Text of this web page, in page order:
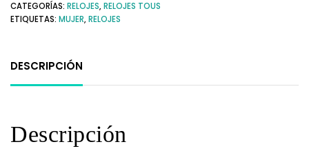
CATEGORÍAS: RELOJES,RELOJES TOUS
ETIQUETAS: MUJER,RELOJES
DESCRIPCIÓN
Descripción